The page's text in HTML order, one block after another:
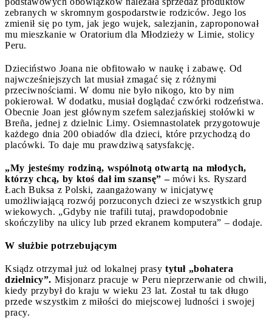
zebranych w skromnym gospodarstwie rodziców. Jego los
zmienił się po tym, jak jego wujek, salezjanin, zaproponował
mu mieszkanie w Oratorium dla Młodzieży w Limie, stolicy
Peru.
Dzieciństwo Joana nie obfitowało w naukę i zabawę. Od
najwcześniejszych lat musiał zmagać się z różnymi
przeciwnościami. W domu nie było nikogo, kto by nim
pokierował. W dodatku, musiał doglądać czwórki rodzeństwa.
Obecnie Joan jest głównym szefem salezjańskiej stołówki w
Breña, jednej z dzielnic Limy. Osiemnastolatek przygotowuje
każdego dnia 200 obiadów dla dzieci, które przychodzą do
placówki. To daje mu prawdziwą satysfakcję.
„My jesteśmy rodziną, wspólnotą otwartą na młodych,
którzy chcą, by ktoś dał im szansę” – mówi ks. Ryszard
Łach Buksa z Polski, zaangażowany w inicjatywę
umożliwiającą rozwój porzuconych dzieci ze wszystkich grup
wiekowych. „Gdyby nie trafili tutaj, prawdopodobnie
skończyliby na ulicy lub przed ekranem komputera” – dodaje.
W służbie potrzebującym
Ksiądz otrzymał już od lokalnej prasy tytuł „bohatera
dzielnicy”. Misjonarz pracuje w Peru nieprzerwanie od chwili,
kiedy przybył do kraju w wieku 23 lat. Został tu tak długo
przede wszystkim z miłości do miejscowej ludności i swojej
pracy.